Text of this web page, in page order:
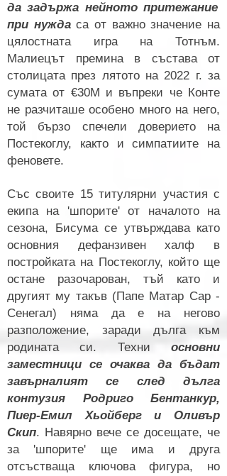
да задържа нейното притежание
при нуждаса от важно значение на
цялостната игра на Тотнъм.
Малиецът премина в състава от
столицата през лятото на 2022 г. за
сумата от €30М и въпреки че Конте
не разчиташе особено много на него,
той бързо спечели доверието на
Постекоглу, както и симпатиите на
феновете.
Със своите 15 титулярни участия с
екипа на 'шпорите' от началото на
сезона, Бисума се утвърждава като
основния дефанзивен халф в
постройката на Постекоглу, който ще
остане разочарован, тъй като и
другият му такъв (Папе Матар Сар -
Сенегал) няма да е на негово
разположение, заради дълга към
родината си. Техни основни
заместници се очаква да бъдат
завърналият се след дълга
контузия Родриго Бентанкур,
Пиер-Емил Хьойберг и Оливър
Скип. Навярно вече се досещате, че
за 'шпорите' ще има и друга
отсъстваща ключова фигура, но